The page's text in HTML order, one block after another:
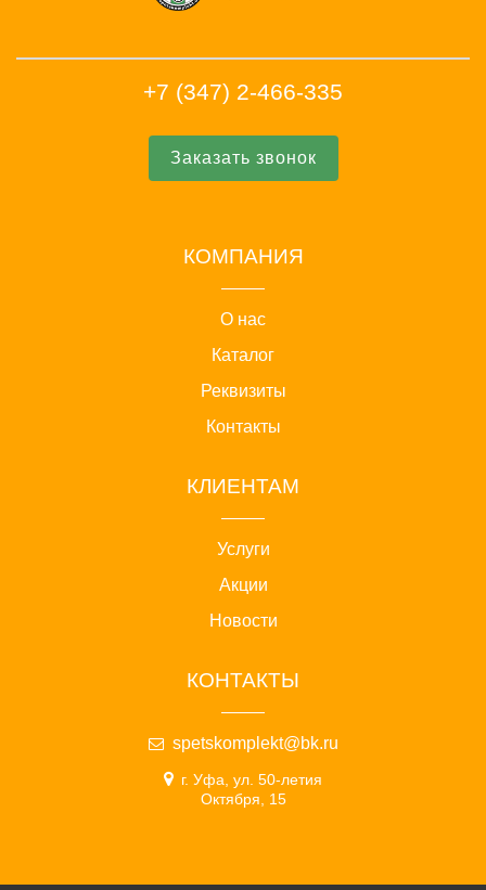
+7 (347) 2-466-335
Заказать звонок
КОМПАНИЯ
О нас
Каталог
Реквизиты
Контакты
КЛИЕНТАМ
Услуги
Акции
Новости
КОНТАКТЫ
spetskomplekt@bk.ru
г. Уфа, ул. 50-летия
Октября, 15